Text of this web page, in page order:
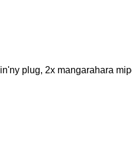
plug, 2x mangarahara